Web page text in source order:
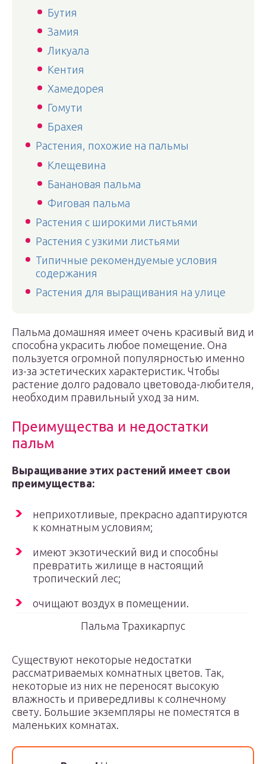
Бутия
Замия
Ликуала
Кентия
Хамедорея
Гомути
Брахея
Растения, похожие на пальмы
Клещевина
Банановая пальма
Фиговая пальма
Растения с широкими листьями
Растения с узкими листьями
Типичные рекомендуемые условия
содержания
Растения для выращивания на улице
Пальма домашняя имеет очень красивый вид и
способна украсить любое помещение. Она
пользуется огромной популярностью именно
из-за эстетических характеристик. Чтобы
растение долго радовало цветовода-любителя,
необходим правильный уход за ним.
Преимущества и недостатки
пальм
Выращивание этих растений имеет свои
преимущества:
неприхотливые, прекрасно адаптируются
к комнатным условиям;
имеют экзотический вид и способны
превратить жилище в настоящий
тропический лес;
очищают воздух в помещении.
Пальма Трахикарпус
Существуют некоторые недостатки
рассматриваемых комнатных цветов. Так,
некоторые из них не переносят высокую
влажность и привередливы к солнечному
свету. Большие экземпляры не поместятся в
маленьких комнатах.